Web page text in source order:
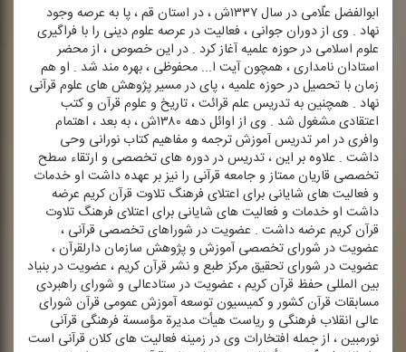
ابوالفضل علّامی در سال ۱۳۳۷ش ، در استان قم ، پا به عرصه وجود
نهاد . وی از دوران جوانی ، فعالیت در عرصه علوم دینی را با فراگیری
علوم اسلامی در حوزه علمیه آغاز كرد . در این خصوص ، از محضر
استادان نامداری ، همچون آیت ا... محفوظی ، بهره مند شد . او هم
زمان با تحصیل در حوزه علمیه ، پای در مسیر پژوهش های علوم قرآنی
نهاد . همچنین به تدریس علم قرائت ، تاریخ و علوم قرآن و كتب
اعتقادی مشغول شد . وی از اوائل دهه ۱۳۸۰ش ، به بعد ، اهتمام
وافری در امر تدریس آموزش ترجمه و مفاهیم كتاب نورانی وحی
داشت . علاوه بر این ، تدریس در دوره های تخصصی و ارتقاء سطح
تخصصی قاریان ممتاز و جامعه قرآنی را نیز بر عهده داشت او خدمات
و فعالیت های شایانی برای اعتلای فرهنگ تلاوت قرآن كریم عرضه
داشت او خدمات و فعالیت های شایانی برای اعتلای فرهنگ تلاوت
قرآن كریم عرضه داشت . عضویت در شوراهای تخصصی قرآنی ،
عضویت در شورای تخصصی آموزش و پژوهش سازمان دارلقرآن ،
عضویت در شورای تحقیق مركز طبع و نشر قرآن كریم ، عضویت در بنیاد
بین المللی حفظ قرآن كریم ، عضویت در ستادعالی و شورای راهبردی
مسابقات قرآن كشور و كمیسیون توسعه آموزش عمومی قرآن شورای
عالی انقلاب فرهنگی و ریاست هیأت مدیرة مؤسسة فرهنگی قرآنی
نورمبین ، از جمله افتخارات وی در زمینه فعالیت های كلان قرآنی است